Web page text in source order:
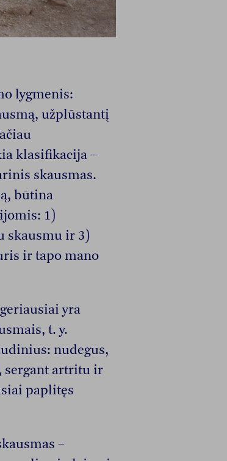
lygmenis:
užplūstantį
klasifikacija –
skausmas.
būtina
1)
skausmu ir 3)
ir tapo mano
yra
t. y.
nudegus,
sergant artritu ir
paplitęs
–